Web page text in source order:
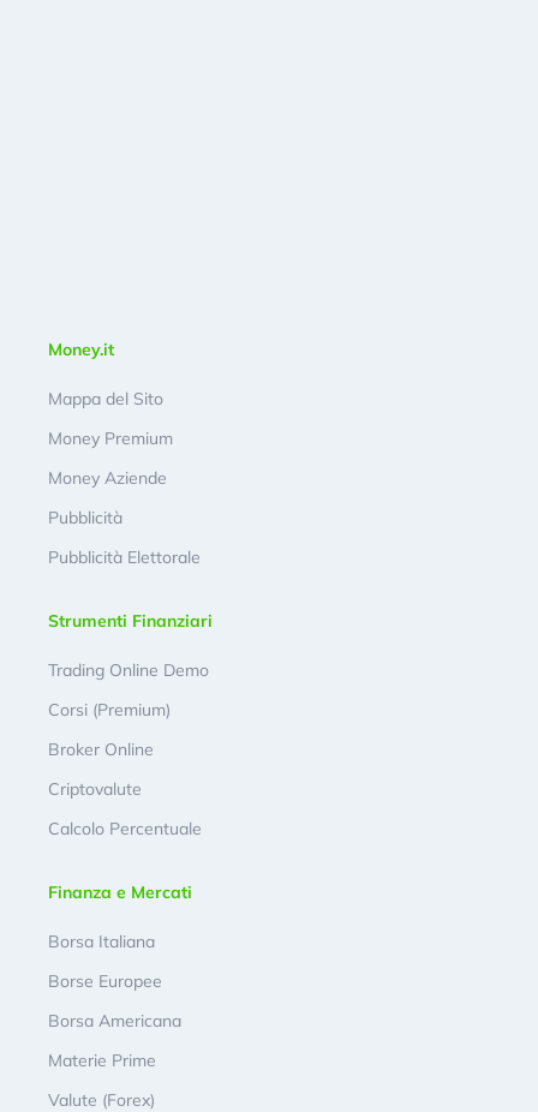
Money.it
Mappa del Sito
Money Premium
Money Aziende
Pubblicità
Pubblicità Elettorale
Strumenti Finanziari
Trading Online Demo
Corsi (Premium)
Broker Online
Criptovalute
Calcolo Percentuale
Finanza e Mercati
Borsa Italiana
Borse Europee
Borsa Americana
Materie Prime
Valute (Forex)